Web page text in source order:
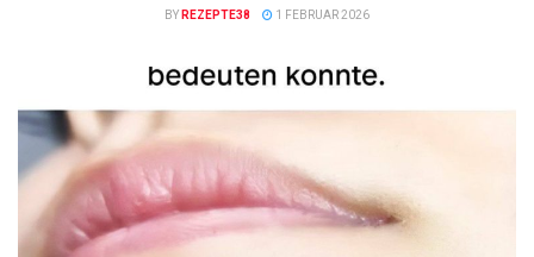
BY REZEPTE38 1 FEBRUAR 2026